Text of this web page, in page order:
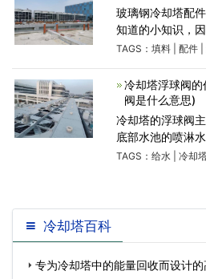
玻璃钢冷却塔配
知道的小知识，
必不可少地会遇
些，那么做起事
TAGS： 填料| 配件|
冷却塔浮球阀
阀是什么意思)
冷却塔的浮球阀
底部水池的喷淋
池当中的水少的
TAGS： 给水 冷却
冷却塔百科
专为冷却塔中的能量回收而设计